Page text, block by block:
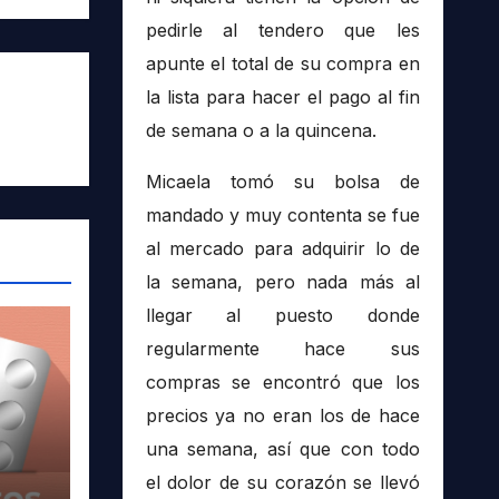
pedirle al tendero que les
apunte el total de su compra en
la lista para hacer el pago al fin
de semana o a la quincena.
Micaela tomó su bolsa de
mandado y muy contenta se fue
al mercado para adquirir lo de
la semana, pero nada más al
llegar al puesto donde
regularmente hace sus
compras se encontró que los
precios ya no eran los de hace
una semana, así que con todo
el dolor de su corazón se llevó